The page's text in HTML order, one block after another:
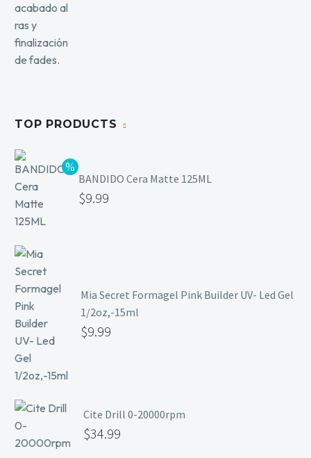
TOP PRODUCTS
BANDIDO Cera Matte 125ML
$9.99
Mia Secret Formagel Pink Builder UV- Led Gel
1/2oz,-15ml
$9.99
Cite Drill 0-20000rpm
$34.99